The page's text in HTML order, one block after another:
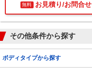
無料 お見積り/お問合せ
その他条件から探す
ボディタイプから探す